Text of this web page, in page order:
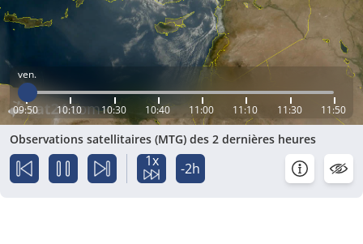
ven.
09:50 10:10 10:30 10:40 11:00 11:10 11:30 11:50
Observations satellitaires (MTG) des 2 dernières heures
1x -2h